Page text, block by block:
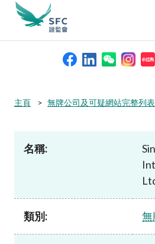
本會簡介
尋
主頁 無牌公司及可疑網站完整列表
名稱:
類別: 無